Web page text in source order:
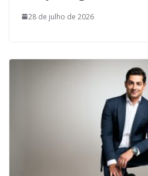
28 de julho de 2026